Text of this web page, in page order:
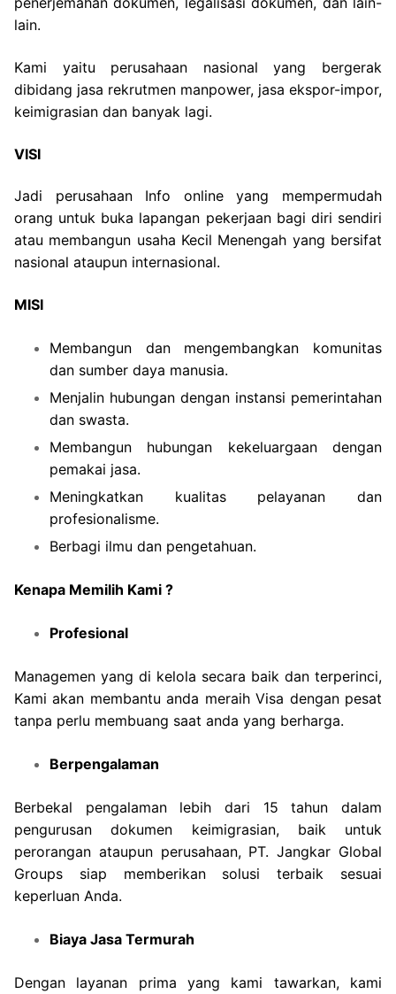
lain.
Kami yaitu perusahaan nasional yang bergerak
dibidang jasa rekrutmen manpower, jasa ekspor-impor,
keimigrasian dan banyak lagi.
VISI
Jadi perusahaan Info online yang mempermudah
orang untuk buka lapangan pekerjaan bagi diri sendiri
atau membangun usaha Kecil Menengah yang bersifat
nasional ataupun internasional.
MISI
Membangun dan mengembangkan komunitas
dan sumber daya manusia.
Menjalin hubungan dengan instansi pemerintahan
dan swasta.
Membangun hubungan kekeluargaan dengan
pemakai jasa.
Meningkatkan kualitas pelayanan dan
profesionalisme.
Berbagi ilmu dan pengetahuan.
Kenapa Memilih Kami ?
Profesional
Managemen yang di kelola secara baik dan terperinci,
Kami akan membantu anda meraih Visa dengan pesat
tanpa perlu membuang saat anda yang berharga.
Berpengalaman
Berbekal pengalaman lebih dari 15 tahun dalam
pengurusan dokumen keimigrasian, baik untuk
perorangan ataupun perusahaan, PT. Jangkar Global
Groups siap memberikan solusi terbaik sesuai
keperluan Anda.
Biaya Jasa Termurah
Dengan layanan prima yang kami tawarkan, kami